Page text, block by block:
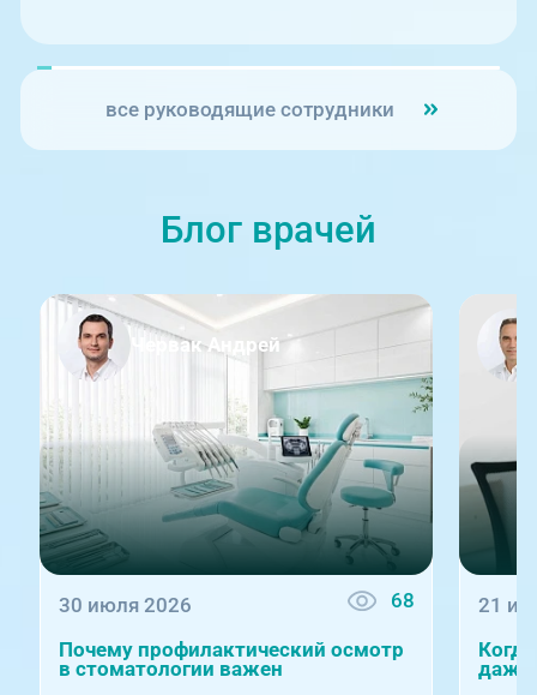
все руководящие сотрудники
Блог врачей
Червак Андрей
30 июля 2026 68
Почему профилактический осмотр
в стоматологии важен
21
даже